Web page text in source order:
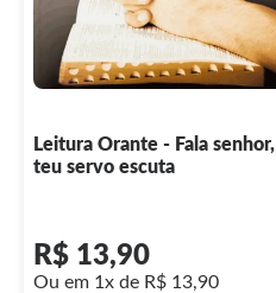
Leitura Orante - Fala senhor,
teu servo escuta
R$ 13,90
Ou em 1x de R$ 13,90